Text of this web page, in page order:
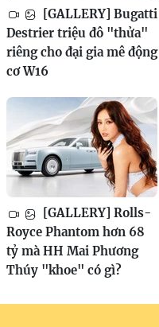
[GALLERY] Bugatti
Destrier triệu đô "thửa"
riêng cho đại gia mê động
cơ W16
[GALLERY] Rolls-
Royce Phantom hơn 68
tỷ mà HH Mai Phương
Thúy "khoe" có gì?